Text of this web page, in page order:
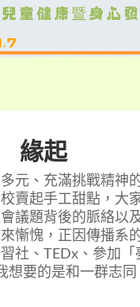
緣起
元、充滿挑戰精神
賣起手工甜點，大
議題背後的脈絡以
慚愧，正因傳播系
社、TEDx、參加
要的是和一群志